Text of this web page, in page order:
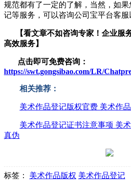
规范都有了一定的了解，当然，如果
记等服务，可以咨询公司宝平台客服
【看文章不如咨询专家！企业服
高效服务】
点击即可免费咨询：
https://swt.gongsibao.com/LR/
相关推荐：
美术作品登记版权官费 美术作
美术作品登记证书注意事项 美
真伪
标签： 美术作品版权 美术作品登记